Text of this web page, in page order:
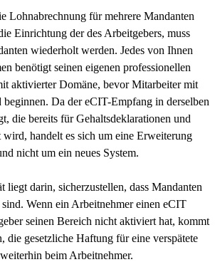
Lohnabrechnung für mehrere Mandanten
Einrichtung der des Arbeitgebers, muss
wiederholt werden. Jedes von Ihnen
benötigt seinen eigenen professionellen
aktivierter Domäne, bevor Mitarbeiter mit
beginnen. Da der eCIT-Empfang in derselben
die bereits für Gehaltsdeklarationen und
handelt es sich um eine Erweiterung
nicht um ein neues System.
liegt darin, sicherzustellen, dass Mandanten
Wenn ein Arbeitnehmer einen eCIT
seinen Bereich nicht aktiviert hat, kommt
die gesetzliche Haftung für eine verspätete
beim Arbeitnehmer.